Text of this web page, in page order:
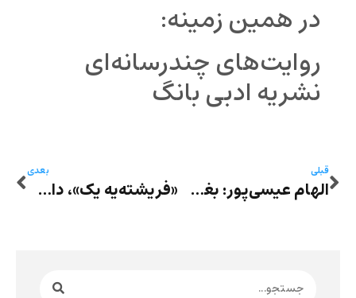
در همین زمینه:
روایت‌های چندرسانه‌ای
نشریه ادبی بانگ
قبلی
الهام عیسی‌پور: بغض، صلح من است
بعدی
«فریشته‌یه یک»، داستان سارینا ساعدی به روایت گلرخ آزاد